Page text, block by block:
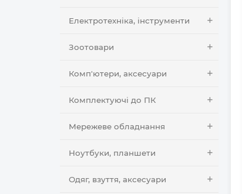
Електротехніка, інструменти
Зоотовари
Комп'ютери, аксесуари
Комплектуючі до ПК
Мережеве обладнання
Ноутбуки, планшети
Одяг, взуття, аксесуари